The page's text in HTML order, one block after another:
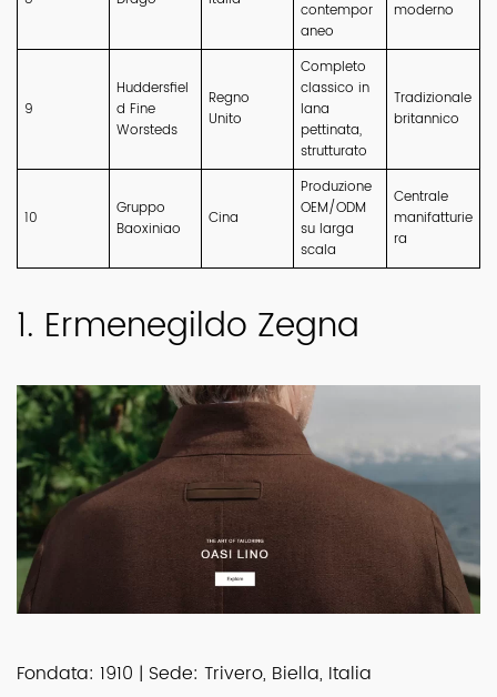
contempor
aneo
moderno
9
Huddersfiel
d Fine
Worsteds
Regno
Unito
Completo
classico in
lana
pettinata,
strutturato
Tradizionale
britannico
10
Gruppo
Baoxiniao
Cina
Produzione
OEM/ODM
su larga
scala
Centrale
manifatturie
ra
1. Ermenegildo Zegna
Fondata: 1910 | Sede: Trivero, Biella, Italia